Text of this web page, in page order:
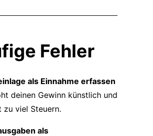
Fehler
als Einnahme erfassen
deinen Gewinn künstlich und
zu viel Steuern.
als